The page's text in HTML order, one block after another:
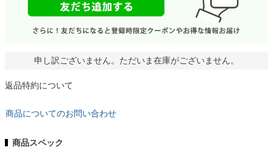
申し訳ございません。ただいま在庫がございません。
返品特約について
商品についてのお問い合わせ
商品スペック